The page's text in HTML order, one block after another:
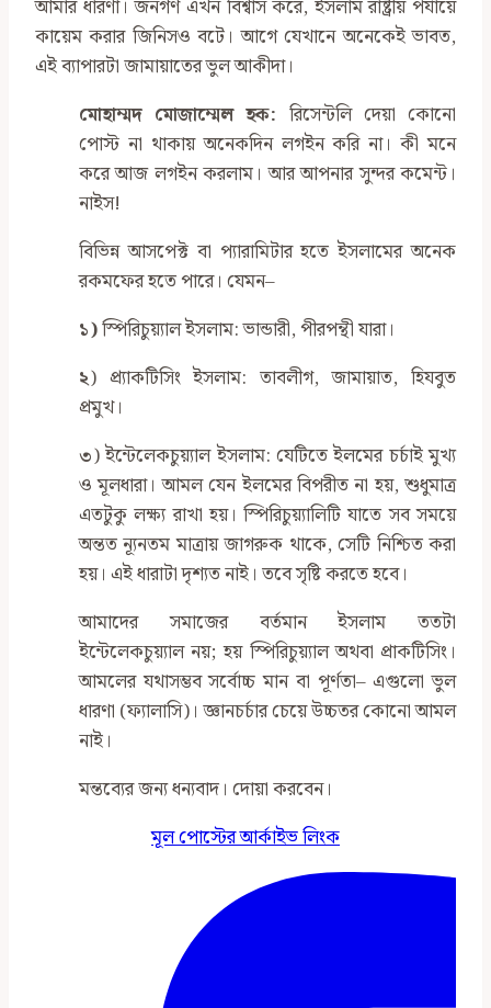
আমার ধারণা। জনগণ এখন বিশ্বাস করে, ইসলাম রাষ্ট্রীয় পর্যায়ে
কায়েম করার জিনিসও বটে। আগে যেখানে অনেকেই ভাবত,
এই ব্যাপারটা জামায়াতের ভুল আকীদা।
মোহাম্মদ মোজাম্মেল হক: রিসেন্টলি দেয়া কোনো
পোস্ট না থাকায় অনেকদিন লগইন করি না। কী মনে
করে আজ লগইন করলাম। আর আপনার সুন্দর কমেন্ট।
নাইস!
বিভিন্ন আসপেক্ট বা প্যারামিটার হতে ইসলামের অনেক
রকমফের হতে পারে। যেমন–
১)স্পিরিচুয়্যাল ইসলাম: ভান্ডারী, পীরপন্থী যারা।
২) প্র্যাকটিসিং ইসলাম: তাবলীগ, জামায়াত, হিযবুত
প্রমুখ।
৩) ইন্টেলেকচুয়্যাল ইসলাম: যেটিতে ইলমের চর্চাই মুখ্য
ও মূলধারা। আমল যেন ইলমের বিপরীত না হয়, শুধুমাত্র
এতটুকু লক্ষ্য রাখা হয়। স্পিরিচুয়্যালিটি যাতে সব সময়ে
অন্তত ন্যূনতম মাত্রায় জাগরুক থাকে, সেটি নিশ্চিত করা
হয়। এই ধারাটা দৃশ্যত নাই। তবে সৃষ্টি করতে হবে।
আমাদের সমাজের বর্তমান ইসলাম ততটা
ইন্টেলেকচুয়্যাল নয়; হয় স্পিরিচুয়্যাল অথবা প্রাকটিসিং।
আমলের যথাসম্ভব সর্বোচ্চ মান বা পূর্ণতা– এগুলো ভুল
ধারণা (ফ্যালাসি)। জ্ঞানচর্চার চেয়ে উচ্চতর কোনো আমল
নাই।
মন্তব্যের জন্য ধন্যবাদ। দোয়া করবেন।
মূল পোস্টের আর্কাইভ লিংক